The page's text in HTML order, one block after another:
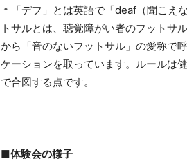
＊「デフ」とは英語で「deaf（聞こえ
トサルとは、聴覚障がい者のフットサ
から「音のないフットサル」の愛称で
ケーションを取っています。ルールは
で合図する点です。
■体験会の様子